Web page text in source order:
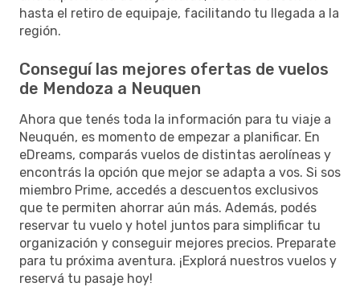
hasta el retiro de equipaje, facilitando tu llegada a la
región.
Conseguí las mejores ofertas de vuelos
de Mendoza a Neuquen
Ahora que tenés toda la información para tu viaje a
Neuquén, es momento de empezar a planificar. En
eDreams, comparás vuelos de distintas aerolíneas y
encontrás la opción que mejor se adapta a vos. Si sos
miembro Prime, accedés a descuentos exclusivos
que te permiten ahorrar aún más. Además, podés
reservar tu vuelo y hotel juntos para simplificar tu
organización y conseguir mejores precios. Preparate
para tu próxima aventura. ¡Explorá nuestros vuelos y
reservá tu pasaje hoy!